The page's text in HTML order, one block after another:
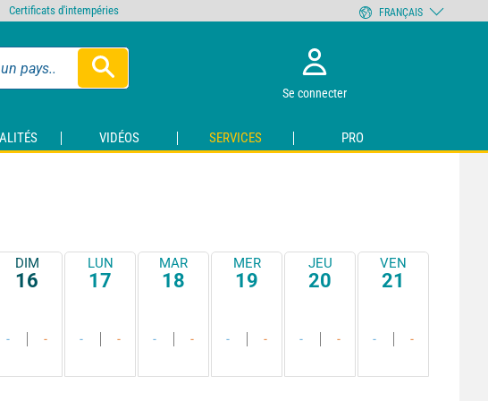
Se connecter
VIDÉOS SERVICES PRO
DIM
16
- -
LUN
17
- -
MAR
18
- -
MER
19
- -
JEU
20
- -
VEN
21
- -
Certificats d'intempéries FRANÇAIS